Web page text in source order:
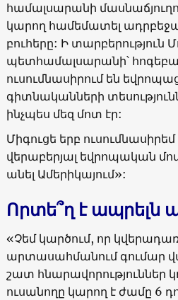
համալսարանի
կարող համեմատել
բուհերը: Ի տարբերություն
պետհամալսարանի՝
ուսումնասիրում են
գիտնականների
ինչպես մեզ մոտ էր:
Միգուցե երբ
վերաբերյալ եվրոպական
անել Ամերիկայում»:
Որտե՞ղ է ապրելն
«Չեմ կարծում, որ
արտասահմանում գումար
շատ հնարավորություններ
ուսանողը կարող է ժամը 6